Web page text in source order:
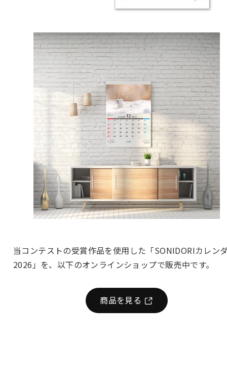
当コンテストの受賞作品を使用した「SONIDORIカレン
2026」を、以下のオンラインショップで販売中です。
商品を見る